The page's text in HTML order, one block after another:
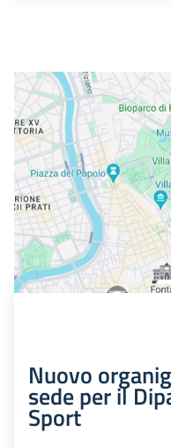
Nuovo
sede per il
Sport